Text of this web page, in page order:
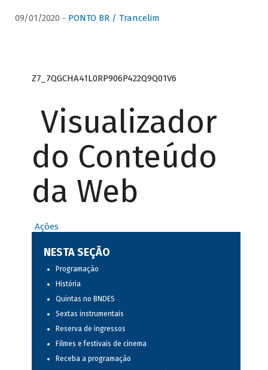
09/01/2020 - PONTO BR / Trancelim
Z7_7QGCHA41L0RP906P422Q9Q01V6
Visualizador
do Conteúdo
da Web
Ações
NESTA SEÇÃO
Programação
História
Quintas no BNDES
Sextas instrumentais
Reserva de ingressos
Filmes e festivais de cinema
Receba a programação